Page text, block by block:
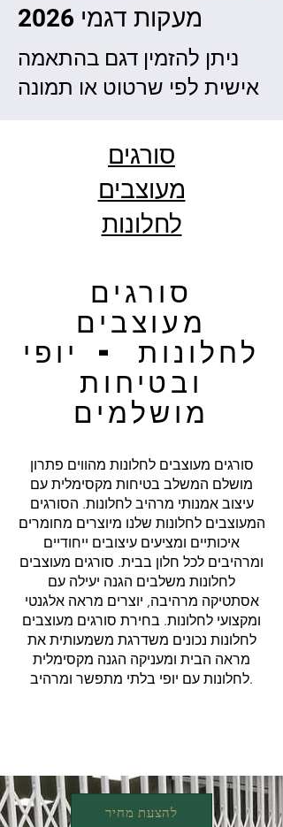
מעקות דגמי 2026
ניתן להזמין דגם בהתאמה
סורגים
מעוצבים
לחלונות
סורגים
מעוצבים
לחלונות - יופי
ובטיחות
מושלמים
סורגים מעוצבים לחלונות מהווים פתרון
מושלם המשלב בטיחות מקסימלית עם
עיצוב אמנותי מרהיב לחלונות. הסורגים
המעוצבים לחלונות שלנו מיוצרים מחומרים
איכותיים ומציעים עיצובים ייחודיים
ומרהיבים לכל חלון בבית. סורגים מעוצבים
לחלונות משלבים הגנה יעילה עם
אסתטיקה מרהיבה, יוצרים מראה אלגנטי
ומקצועי לחלונות. בחירת סורגים מעוצבים
לחלונות נכונים משדרגת משמעותית את
מראה הבית ומעניקה הגנה מקסימלית
לחלונות עם יופי בלתי מתפשר ומרהיב.
להצעת מחיר